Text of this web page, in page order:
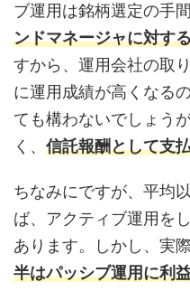
ブ運用は銘柄選定の手
ンドマネージャに対す
すから、運用会社の取
に運用成績が高くなる
ても構わないでしょう
く、 信託報酬として支
ちなみにですが、平均
ば、アクティブ運用を
あります。しかし、実際
半はパッシブ運用に利